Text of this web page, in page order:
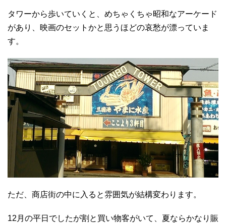
タワーから歩いていくと、めちゃくちゃ昭和なアーケード
があり、映画のセットかと思うほどの哀愁が漂っていま
す。
ただ、商店街の中に入ると雰囲気が結構変わります。
12月の平日でしたが割と買い物客がいて、夏ならかなり賑